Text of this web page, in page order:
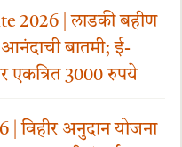
2026 | लाडकी बहीण
आनंदाची बातमी; ई-
एकत्रित 3000 रुपये
विहीर अनुदान योजना